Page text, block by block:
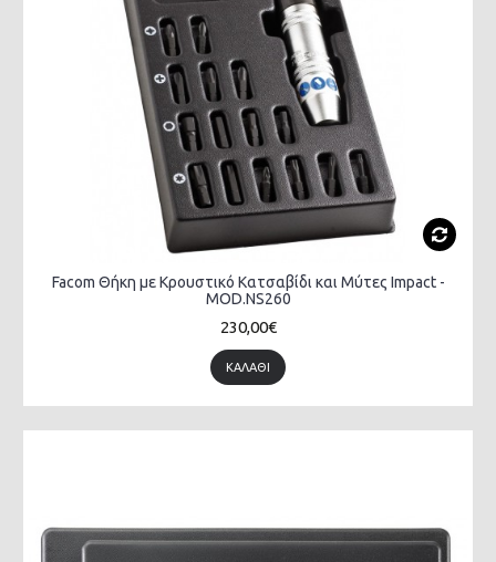
Facom Θήκη με Κρουστικό Κατσαβίδι και Μύτες Impact -
MOD.NS260
230,00€
ΚΑΛΆΘΙ